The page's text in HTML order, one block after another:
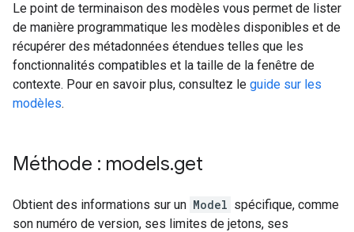
Le point de terminaison des modèles vous permet de lister
de manière programmatique les modèles disponibles et de
récupérer des métadonnées étendues telles que les
fonctionnalités compatibles et la taille de la fenêtre de
contexte. Pour en savoir plus, consultez le guide sur les
modèles.
Méthode : models.get
Obtient des informations sur un Model spécifique, comme
son numéro de version, ses limites de jetons, ses